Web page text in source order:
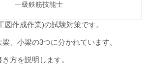
一級鉄筋技能士
図作成作業)の試験対策です。
、小梁の3つに分かれています。
方を説明します。